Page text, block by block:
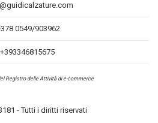
0549/903962
+393346815675
Registro delle Attività di e-commerce
- Tutti i diritti riservati